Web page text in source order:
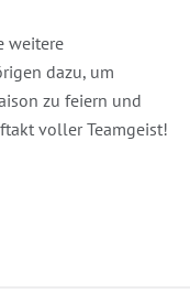
weitere
dazu, um
zu feiern und
voller Teamgeist!